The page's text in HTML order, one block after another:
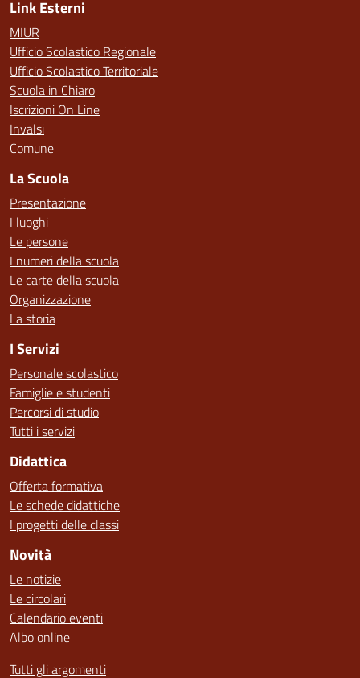
Link Esterni
MIUR
Ufficio Scolastico Regionale
Ufficio Scolastico Territoriale
Scuola in Chiaro
Iscrizioni On Line
Invalsi
Comune
La Scuola
Presentazione
I luoghi
Le persone
I numeri della scuola
Le carte della scuola
Organizzazione
La storia
I Servizi
Personale scolastico
Famiglie e studenti
Percorsi di studio
Tutti i servizi
Didattica
Offerta formativa
Le schede didattiche
I progetti delle classi
Novità
Le notizie
Le circolari
Calendario eventi
Albo online
Tutti gli argomenti